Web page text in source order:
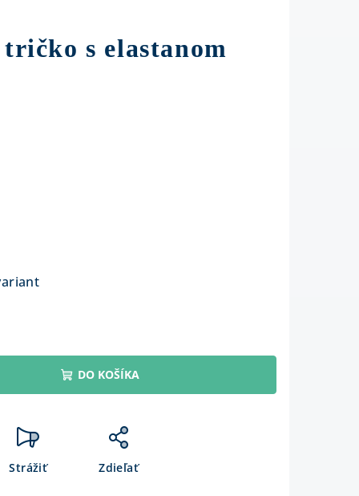
s elastanom
DO KOŠÍKA
Strážiť Zdieľať